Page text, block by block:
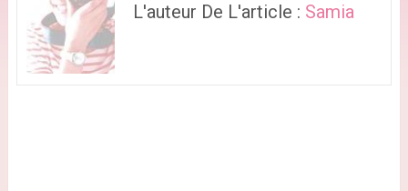
L'auteur De L'article : Samia